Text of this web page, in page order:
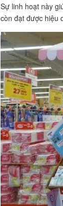
Sự linh hoạt này
còn đạt được hiệu